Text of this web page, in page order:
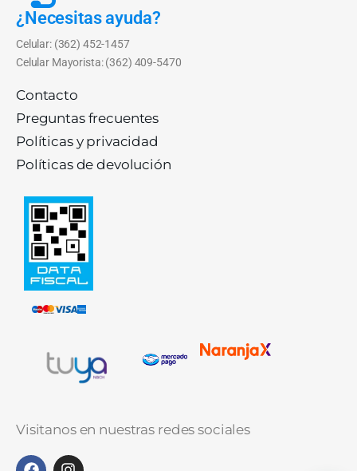
¿Necesitas ayuda?
Celular: (362) 452-1457
Celular Mayorista: (362) 409-5470
Contacto
Preguntas frecuentes
Políticas y privacidad
Políticas de devolución
Visitanos en nuestras redes sociales